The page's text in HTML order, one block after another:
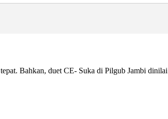
Bahkan, duet CE- Suka di Pilgub Jambi dinilai